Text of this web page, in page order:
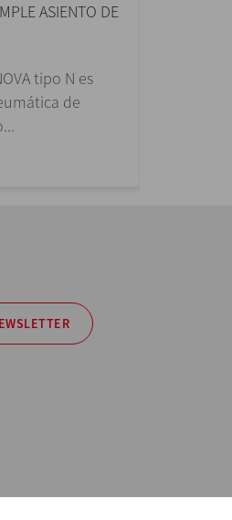
ASIENTO DE
tipo N es
de